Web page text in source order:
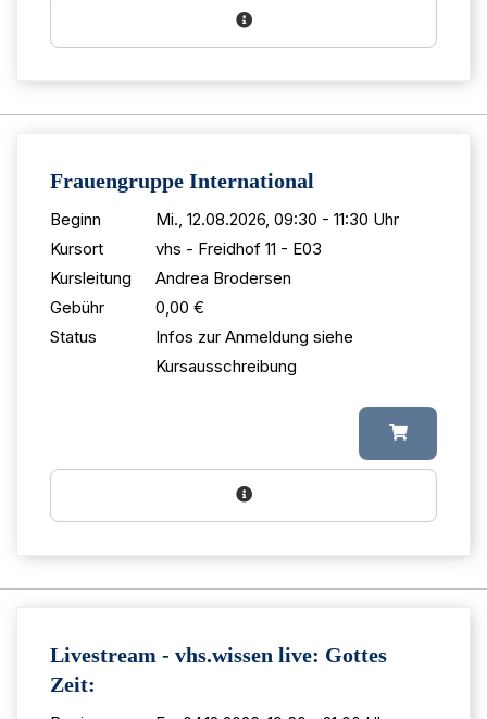
Frauengruppe International
Beginn
Mi., 12.08.2026, 09:30 - 11:30 Uhr
Kursort
vhs - Freidhof 11 - E03
Kursleitung
Andrea Brodersen
Gebühr
0,00 €
Status
Infos zur Anmeldung siehe
Kursausschreibung
Livestream - vhs.wissen live: Gottes
Zeit: